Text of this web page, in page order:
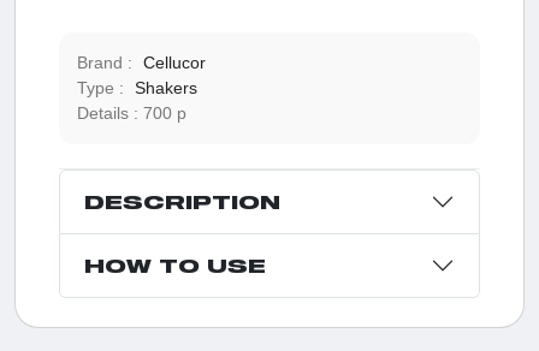
Brand :
Cellucor
Type :
Shakers
Details :
700 p
DESCRIPTION
HOW TO USE